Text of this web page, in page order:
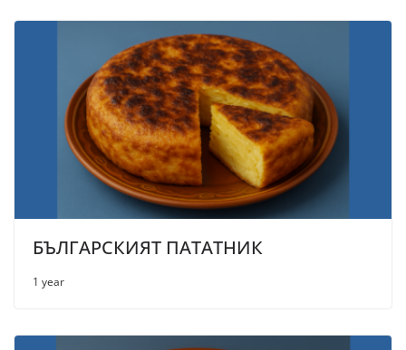
БЪЛГАРСКИЯТ ПАТАТНИК
1 year